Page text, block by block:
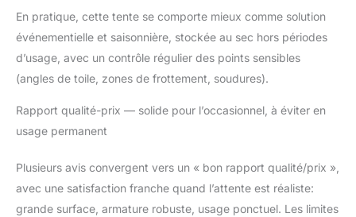
En pratique, cette tente se comporte mieux comme solution
événementielle et saisonnière, stockée au sec hors périodes
d’usage, avec un contrôle régulier des points sensibles
(angles de toile, zones de frottement, soudures).
Rapport qualité-prix — solide pour l’occasionnel, à éviter en
usage permanent
Plusieurs avis convergent vers un « bon rapport qualité/prix »,
avec une satisfaction franche quand l’attente est réaliste:
grande surface, armature robuste, usage ponctuel. Les limites